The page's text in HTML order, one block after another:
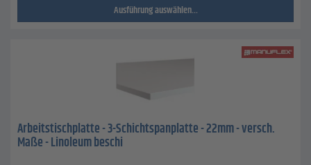
Ausführung auswählen...
Arbeitstischplatte - 3-Schichtspanplatte - 22mm - versch.
Maße - Linoleum beschi